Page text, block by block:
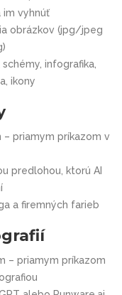
im vyhnúť
obrázkov (jpg/jpeg
infografika,
ikony
priamym príkazom v
predlohou, ktorú AI
a firemných farieb
– priamym príkazom